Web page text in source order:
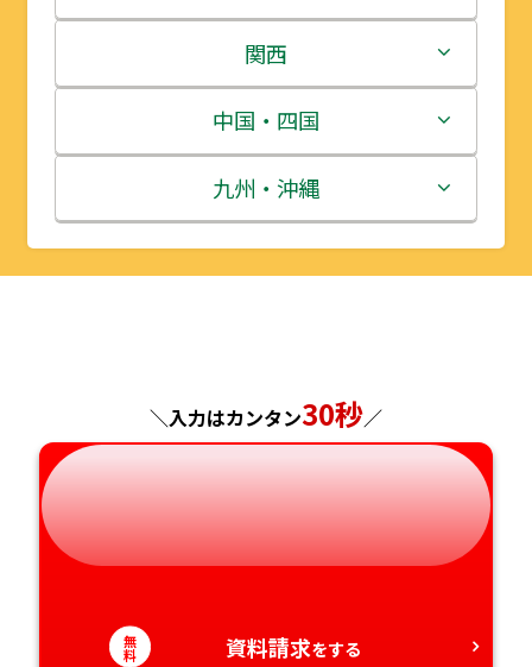
岩手県
宮城県
秋田県
山形県
栃木県
群馬県
埼玉県
千葉県
新潟県
富山県
石川県
福井県
岐阜県
静岡県
関西
三重県
滋賀県
京都府
奈良県
和歌山県
中国・四国
鳥取県
島根県
山口県
徳島県
愛媛県
九州・沖縄
福岡県
熊本県
大分県
鹿児島県
＼入力はカンタン30秒／
無
料 資料請求をする